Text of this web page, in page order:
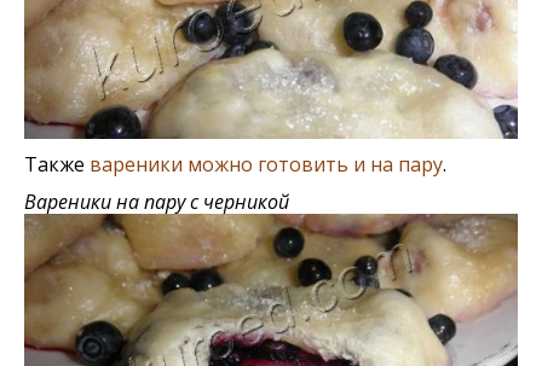
Также вареники можно готовить и на пару.
Вареники на пару с черникой